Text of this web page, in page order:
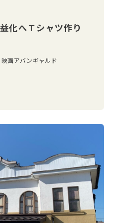
化へＴシャツ作り
画アバンギャルド